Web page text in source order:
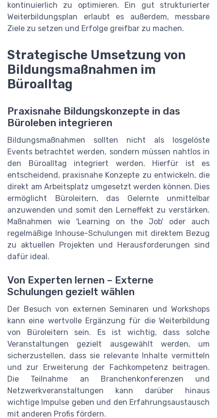
kontinuierlich zu optimieren. Ein gut strukturierter
Weiterbildungsplan erlaubt es außerdem, messbare
Ziele zu setzen und Erfolge greifbar zu machen.
Strategische Umsetzung von
Bildungsmaßnahmen im
Büroalltag
Praxisnahe Bildungskonzepte in das
Büroleben integrieren
Bildungsmaßnahmen sollten nicht als losgelöste
Events betrachtet werden, sondern müssen nahtlos in
den Büroalltag integriert werden. Hierfür ist es
entscheidend, praxisnahe Konzepte zu entwickeln, die
direkt am Arbeitsplatz umgesetzt werden können. Dies
ermöglicht Büroleitern, das Gelernte unmittelbar
anzuwenden und somit den Lerneffekt zu verstärken.
Maßnahmen wie 'Learning on the Job' oder auch
regelmäßige Inhouse-Schulungen mit direktem Bezug
zu aktuellen Projekten und Herausforderungen sind
dafür ideal.
Von Experten lernen – Externe
Schulungen gezielt wählen
Der Besuch von externen Seminaren und Workshops
kann eine wertvolle Ergänzung für die Weiterbildung
von Büroleitern sein. Es ist wichtig, dass solche
Veranstaltungen gezielt ausgewählt werden, um
sicherzustellen, dass sie relevante Inhalte vermitteln
und zur Erweiterung der Fachkompetenz beitragen.
Die Teilnahme an Branchenkonferenzen und
Netzwerkveranstaltungen kann darüber hinaus
wichtige Impulse geben und den Erfahrungsaustausch
mit anderen Profis fördern.